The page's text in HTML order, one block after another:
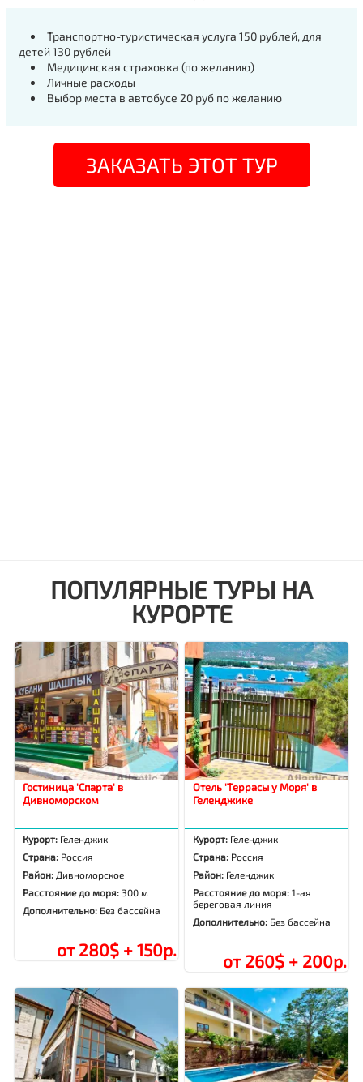
Транспортно-туристическая услуга 150 рублей, для
детей 130 рублей
Медицинская страховка (по желанию)
Личные расходы
Выбор места в автобусе 20 руб по желанию
ЗАКАЗАТЬ ЭТОТ ТУР
ПОПУЛЯРНЫЕ ТУРЫ НА
КУРОРТЕ
Гостиница 'Спарта' в
Дивноморском
Курорт: Геленджик
Страна: Россия
Район: Дивноморское
Расстояние до моря: 300 м
Дополнительно: Без бассейна
от 280$ + 150р.
Отель 'Террасы у Моря' в
Геленджике
Курорт: Геленджик
Страна: Россия
Район: Геленджик
Расстояние до моря:1-ая
береговая линия
Дополнительно: Без бассейна
от 260$ + 200р.